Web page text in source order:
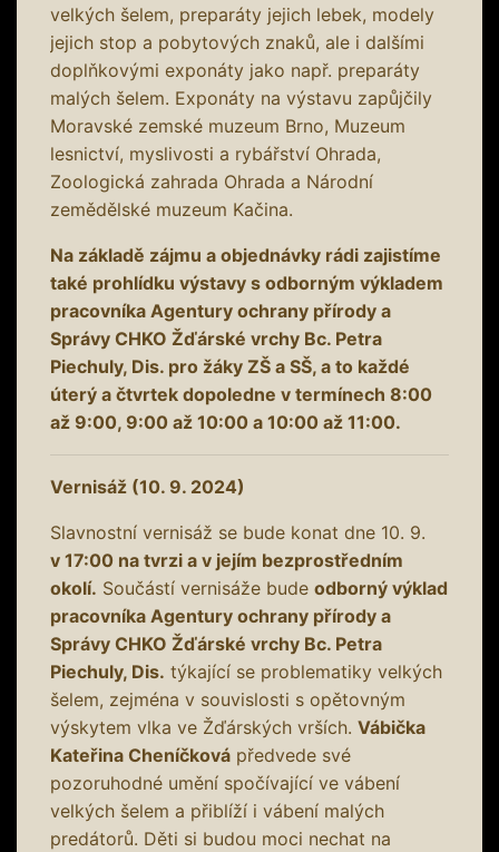
velkých šelem, preparáty jejich lebek, modely
jejich stop a pobytových znaků, ale i dalšími
doplňkovými exponáty jako např. preparáty
malých šelem. Exponáty na výstavu zapůjčily
Moravské zemské muzeum Brno, Muzeum
lesnictví, myslivosti a rybářství Ohrada,
Zoologická zahrada Ohrada a Národní
zemědělské muzeum Kačina.
Na základě zájmu a objednávky rádi zajistíme
také prohlídku výstavy s odborným výkladem
pracovníka Agentury ochrany přírody a
Správy CHKO Žďárské vrchy Bc. Petra
Piechuly, Dis. pro žáky ZŠ a SŠ, a to každé
úterý a čtvrtek dopoledne v termínech 8:00
až 9:00, 9:00 až 10:00 a 10:00 až 11:00.
Vernisáž (10. 9. 2024)
Slavnostní vernisáž se bude konat dne 10. 9.
v 17:00 na tvrzi a v jejím bezprostředním
okolí. Součástí vernisáže bude odborný výklad
pracovníka Agentury ochrany přírody a
Správy CHKO Žďárské vrchy Bc. Petra
Piechuly, Dis. týkající se problematiky velkých
šelem, zejména v souvislosti s opětovným
výskytem vlka ve Žďárských vrších. Vábička
Kateřina Cheníčková předvede své
pozoruhodné umění spočívající ve vábení
velkých šelem a přiblíží i vábení malých
predátorů. Děti si budou moci nechat na